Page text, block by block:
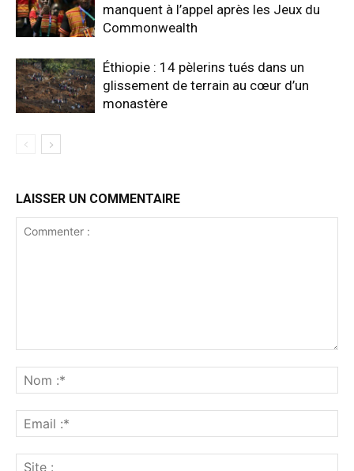
manquent à l’appel après les Jeux du
Commonwealth
Éthiopie : 14 pèlerins tués dans un
glissement de terrain au cœur d’un
monastère
LAISSER UN COMMENTAIRE